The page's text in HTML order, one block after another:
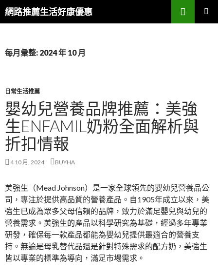
網路推薦生活好康優惠
搜
尋
要
每月彙整: 2024 年 10 月
日常生活推薦
嬰幼兒營養品牌推薦：美強
生ENFAMIL奶粉全面解析與
折扣情報
4 10 月, 2024 BUYHA
美強生（Mead Johnson）是一家全球領先的嬰幼兒營養品公
司，專注於提供高品質的營養產品。自1905年成立以來，美
強生已成為眾多父母信賴的品牌，致力於滿足嬰兒與幼兒的
營養需求。美強生的產品以科學研究為基礎，經過多年專業
研發，確保每一款產品都能為嬰幼兒提供最適合的營養支
持。無論是母乳替代品還是針對特殊需求的配方奶，美強生
皆以專業的標準為導向，滿足市場需求。